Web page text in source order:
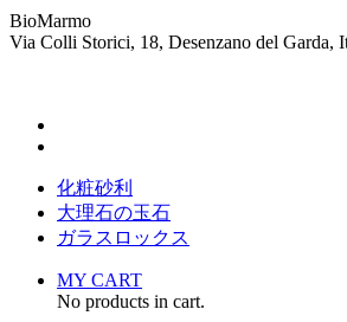
BioMarmo
Via Colli Storici, 18, Desenzano del Garda,
化粧砂利
大理石の玉石
ガラスロックス
MY CART
No products in cart.